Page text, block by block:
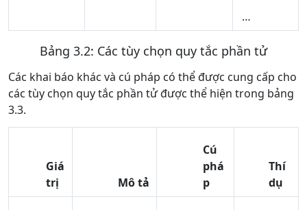
…
Bảng 3.2: Các tùy chọn quy tắc phần tử
Các khai báo khác và cú pháp có thể được cung cấp cho
các tùy chọn quy tắc phần tử được thể hiện trong bảng
3.3.
Giá
trị
Mô tả
Cú
phá
p
Thí
dụ